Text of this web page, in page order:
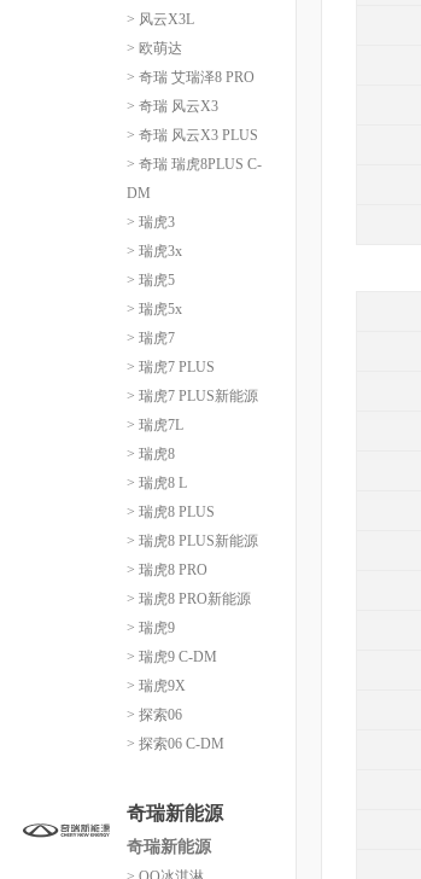
> 风云X3L
> 欧萌达
> 奇瑞 艾瑞泽8 PRO
> 奇瑞 风云X3
> 奇瑞 风云X3 PLUS
> 奇瑞 瑞虎8PLUS C-
DM
> 瑞虎3
> 瑞虎3x
> 瑞虎5
> 瑞虎5x
> 瑞虎7
> 瑞虎7 PLUS
> 瑞虎7 PLUS新能源
> 瑞虎7L
> 瑞虎8
> 瑞虎8 L
> 瑞虎8 PLUS
> 瑞虎8 PLUS新能源
> 瑞虎8 PRO
> 瑞虎8 PRO新能源
> 瑞虎9
> 瑞虎9 C-DM
> 瑞虎9X
> 探索06
> 探索06 C-DM
奇瑞新能源
奇瑞新能源